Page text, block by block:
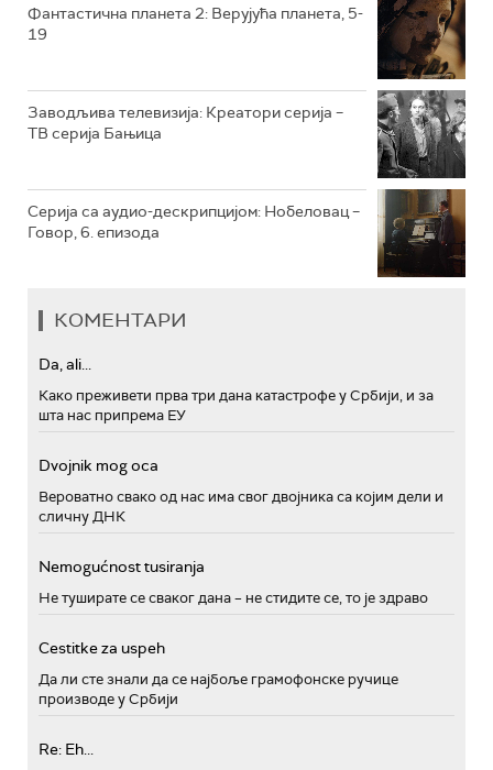
Фантастична планета 2: Верујућа планета, 5-
19
Заводљива телевизија: Креатори серија –
ТВ серија Бањица
Серија са аудио-дескрипцијом: Нобеловац –
Говор, 6. епизода
КОМЕНТАРИ
Da, ali...
Како преживети прва три дана катастрофе у Србији, и за
шта нас припрема ЕУ
Dvojnik mog oca
Вероватно свако од нас има свог двојника са којим дели и
сличну ДНК
Nemogućnost tusiranja
Не туширате се сваког дана – не стидите се, то је здраво
Cestitke za uspeh
Да ли сте знали да се најбоље грамофонске ручице
производе у Србији
Re: Eh...